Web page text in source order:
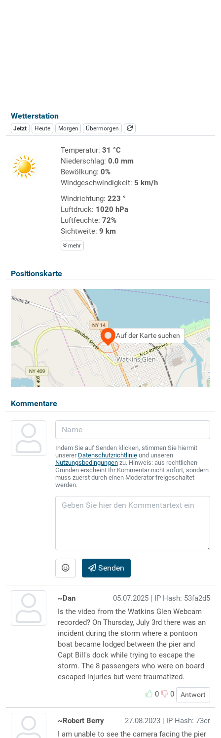
Wetterstation
Jetzt Heute Morgen Übermorgen
Temperatur: 31 °C
Niederschlag: 0.0 mm
Bewölkung: 0%
Windgeschwindigkeit: 5 km/h
Windrichtung: 223 °
Luftdruck: 1020 hPa
Luftfeuchte: 72%
Sichtweite: 9 km
mehr
Positionskarte
Auf der Karte suchen
Kommentare
Indem Sie auf Senden klicken, stimmen Sie hiermit
unserer Datenschutzrichtlinieund unseren
Nutzungsbedingungenzu. Hinweis: aus rechtlichen
Gründen erscheint Ihr Kommentar nicht sofort, sondern
muss zuerst durch einen Moderator freigeschaltet
werden.
Senden
05.07.2025 | IP Hash: 53fa2d5
~Dan
Is the video from the Watkins Glen Webcam
recorded? On Thursday, July 3rd there was an
incident during the storm where a pontoon
boat became lodged between the pier and
Capt Bill's dock while trying to escape the
storm. The 8 passengers who were on board
escaped injuries but were traumatized.
0
0 Antwort
27.08.2023 | IP Hash: 73cr
~Robert Berry
I am unable to see the camera facing the pier